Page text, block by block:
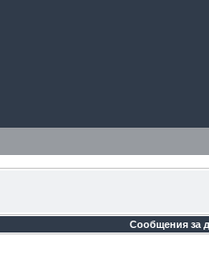
Сообщения за